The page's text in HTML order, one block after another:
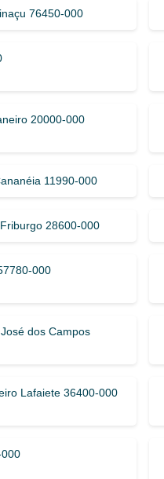
76450-000
20000-000
11990-000
28600-000
000
dos Campos
Lafaiete 36400-000